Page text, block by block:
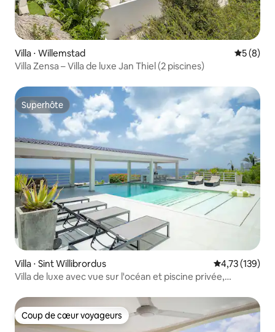
Villa ⋅ Willemstad
5 (8)
Villa Zensa – Villa de luxe Jan Thiel (2 piscines)
Superhôte
Superhôte
Villa ⋅ Sint Willibrordus Évaluation
4,73 (139)
Villa de luxe avec vue sur l'océan et piscine privée,
Coup de cœur voyageurs
Coup de cœur voyageurs